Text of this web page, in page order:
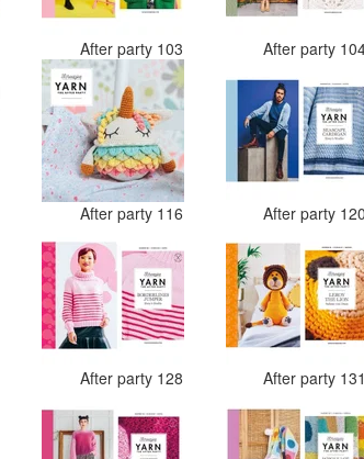
After party 103 After party
After party 116 After party 120
After party 128 After party 131